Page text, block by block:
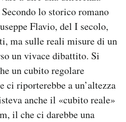
lo storico romano
Flavio, del I secolo,
ma sulle reali misure di un
un vivace dibattito. Si
un cubito regolare
ci riporterebbe a un’altezza
anche il «cubito reale»
il che ci darebbe una